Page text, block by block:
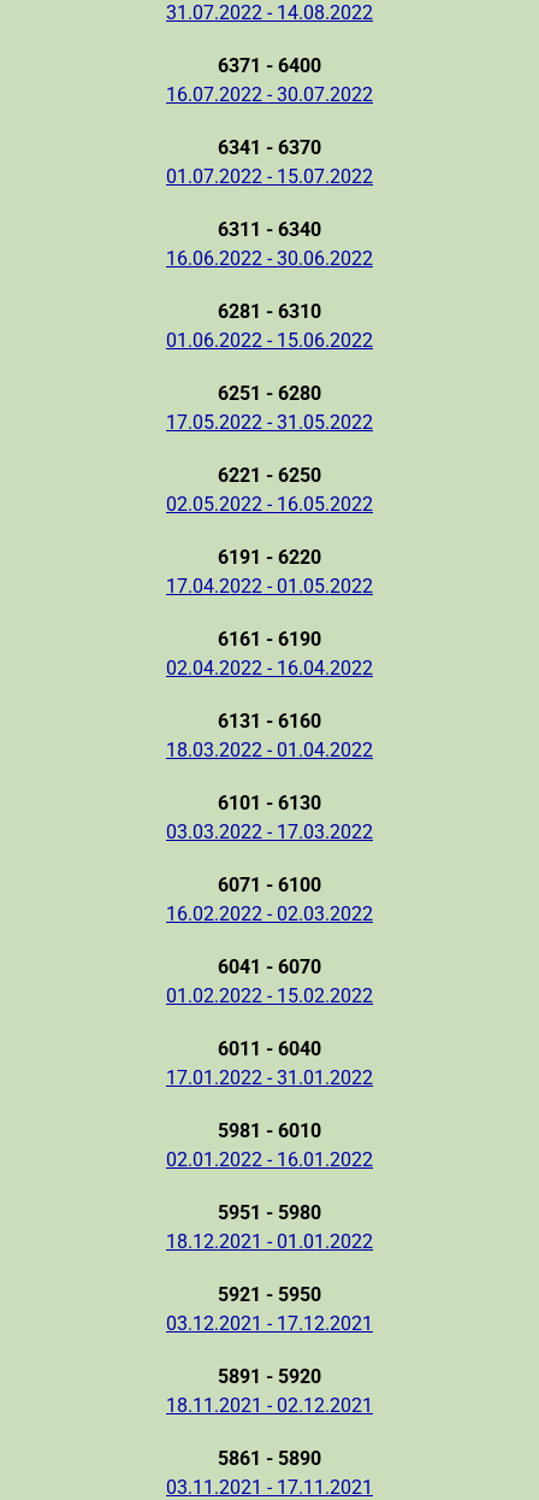
31.07.2022 - 14.08.2022
6371 - 6400
16.07.2022 - 30.07.2022
6341 - 6370
01.07.2022 - 15.07.2022
6311 - 6340
16.06.2022 - 30.06.2022
6281 - 6310
01.06.2022 - 15.06.2022
6251 - 6280
17.05.2022 - 31.05.2022
6221 - 6250
02.05.2022 - 16.05.2022
6191 - 6220
17.04.2022 - 01.05.2022
6161 - 6190
02.04.2022 - 16.04.2022
6131 - 6160
18.03.2022 - 01.04.2022
6101 - 6130
03.03.2022 - 17.03.2022
6071 - 6100
16.02.2022 - 02.03.2022
6041 - 6070
01.02.2022 - 15.02.2022
6011 - 6040
17.01.2022 - 31.01.2022
5981 - 6010
02.01.2022 - 16.01.2022
5951 - 5980
18.12.2021 - 01.01.2022
5921 - 5950
03.12.2021 - 17.12.2021
5891 - 5920
18.11.2021 - 02.12.2021
5861 - 5890
03.11.2021 - 17.11.2021